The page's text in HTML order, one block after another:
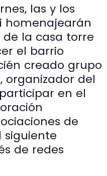
las y los
homenajearán
de la casa torre
el barrio
creado grupo
organizador del
en el
de
siguiente
de redes